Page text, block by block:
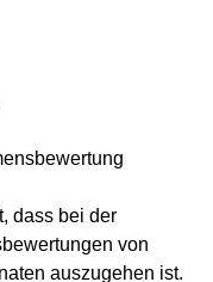
dass bei der
von
auszugehen ist.